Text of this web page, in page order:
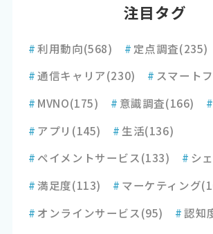
注目タグ
#利用動向(568) # 定点調査(235)
#通信キャリア(230) # スマート
# MVNO(175) # 意識調査(166) #
# アプリ (145) # 生活(136)
# ペイメントサービス(133) # シ
#満足度(113) # マーケティング
# オンラインサービス(95) #認知